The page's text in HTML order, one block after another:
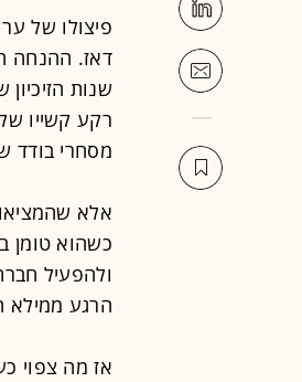
שנות
מסחרי בודד
אלא
כשהוא טומן
הרגע ממילא
אז מה צפוי